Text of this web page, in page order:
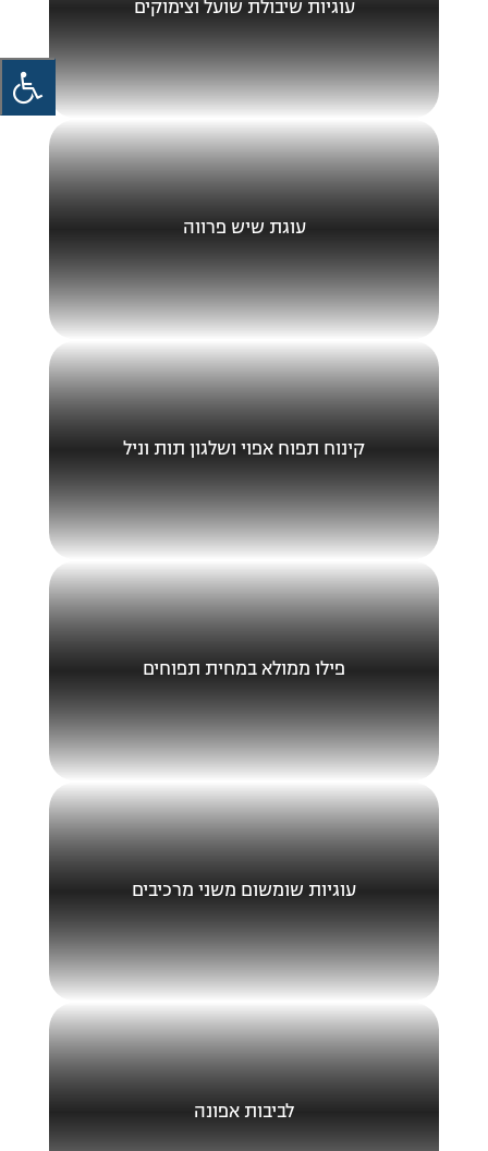
עוגיות שיבולת שועל וצימוקים
עוגת שיש פרווה
קינוח תפוח אפוי ושלגון תות וניל
פילו ממולא במחית תפוחים
עוגיות שומשום משני מרכיבים
לביבות אפונה